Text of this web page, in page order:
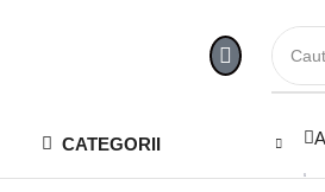
CATEGORII